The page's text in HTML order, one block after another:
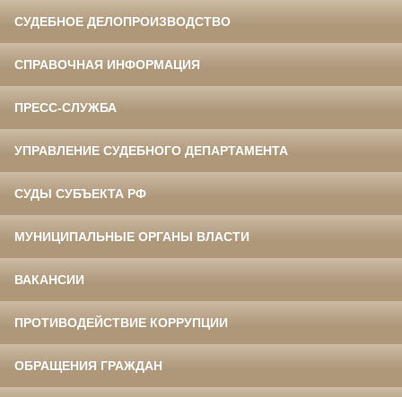
СУДЕБНОЕ ДЕЛОПРОИЗВОДСТВО
СПРАВОЧНАЯ ИНФОРМАЦИЯ
ПРЕСС-СЛУЖБА
УПРАВЛЕНИЕ СУДЕБНОГО ДЕПАРТАМЕНТА
СУДЫ СУБЪЕКТА РФ
МУНИЦИПАЛЬНЫЕ ОРГАНЫ ВЛАСТИ
ВАКАНСИИ
ПРОТИВОДЕЙСТВИЕ КОРРУПЦИИ
ОБРАЩЕНИЯ ГРАЖДАН